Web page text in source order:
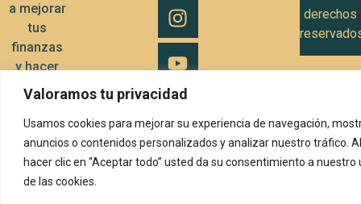
Valoramos tu privacidad
Usamos cookies para mejorar su experiencia de navegación,
anuncios o contenidos personalizados y analizar nuestro tráfico. Al
hacer clic en “Aceptar todo” usted da su consentimiento a nuestro
de las cookies.
a mejorar
tus
finanzas
y hacer
crecer tu
derechos